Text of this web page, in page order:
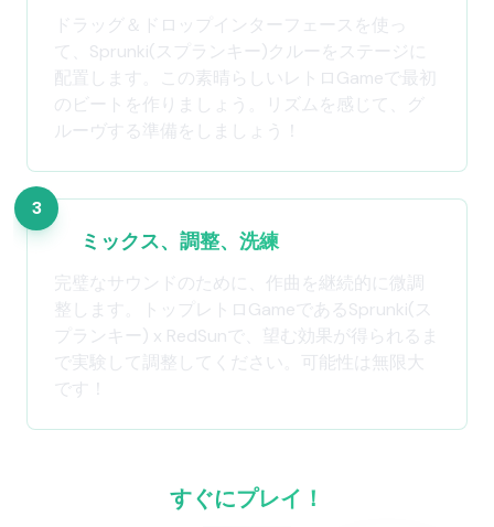
ドラッグ＆ドロップインターフェースを使っ
て、Sprunki(スプランキー)クルーをステージに
配置します。この素晴らしいレトロGameで最初
のビートを作りましょう。リズムを感じて、グ
ルーヴする準備をしましょう！
3
ミックス、調整、洗練
完璧なサウンドのために、作曲を継続的に微調
整します。トップレトロGameであるSprunki(ス
プランキー) x RedSunで、望む効果が得られるま
で実験して調整してください。可能性は無限大
です！
すぐにプレイ！